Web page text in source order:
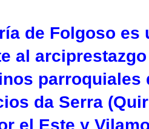
de Folgoso es
al
parroquiales
da Serra
el Este y